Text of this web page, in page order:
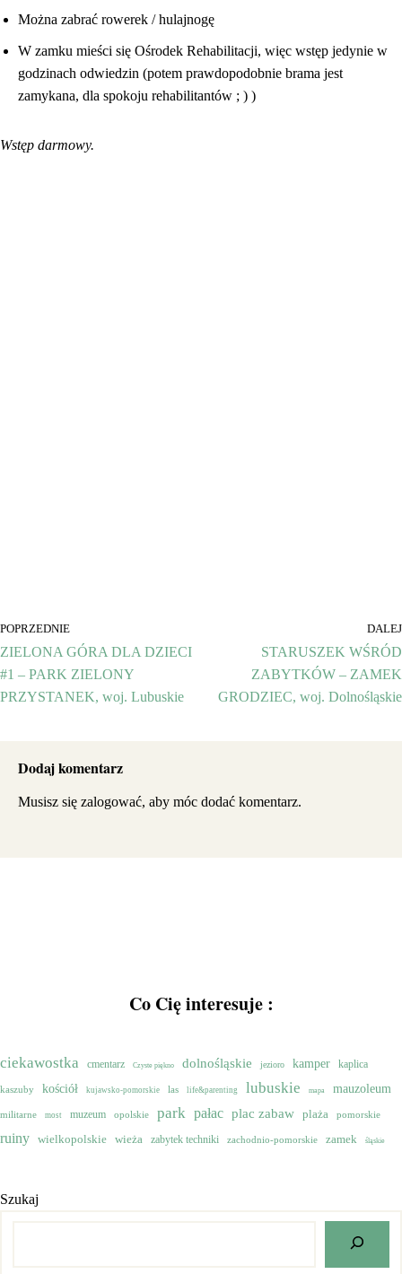
Można zabrać rowerek / hulajnogę
W zamku mieści się Ośrodek Rehabilitacji, więc wstęp jedynie w
godzinach odwiedzin (potem prawdopodobnie brama jest
zamykana, dla spokoju rehabilitantów ; ) )
Wstęp darmowy.
POPRZEDNIE
ZIELONA GÓRA DLA DZIECI
#1 – PARK ZIELONY
PRZYSTANEK, woj. Lubuskie
DALEJ
STARUSZEK WŚRÓD
ZABYTKÓW – ZAMEK
GRODZIEC, woj. Dolnośląskie
Dodaj komentarz
Musisz się zalogować, aby móc dodać komentarz.
Co Cię interesuje :
ciekawostka cmentarz Czyste piękno dolnośląskie jezioro kamper kaplica
kaszuby kościół kujawsko-pomorskie las life&parenting lubuskie mapa mauzoleum
militarne most muzeum opolskie park pałac plac zabaw plaża pomorskie
ruiny wielkopolskie wieża zabytek techniki zachodnio-pomorskie zamek śląskie
Szukaj